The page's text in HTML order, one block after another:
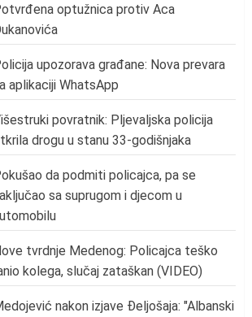
optužnica protiv Aca
upozorava građane: Nova prevara
aplikaciji WhatsApp
povratnik: Pljevaljska policija
drogu u stanu 33-godišnjaka
da podmiti policajca, pa se
sa suprugom i djecom u
tvrdnje Medenog: Policajca teško
kolega, slučaj zataškan (VIDEO)
nakon izjave Đeljošaja: "Albanski